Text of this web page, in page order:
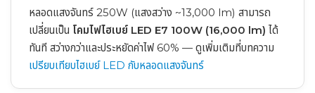
หลอดแสงจันทร์ 250W (แสงสว่าง ~13,000 lm) สามารถ
เปลี่ยนเป็น โคมไฟไฮเบย์ LED E7 100W (16,000 lm) ได้
ทันที สว่างกว่าและประหยัดค่าไฟ 60% — ดูเพิ่มเติมที่บทความ
เปรียบเทียบไฮเบย์ LED กับหลอดแสงจันทร์